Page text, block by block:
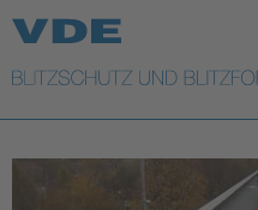
Top Themen
Top Themen
Lightning protection